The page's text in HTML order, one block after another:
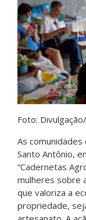
Foto:
As
Santo Antônio,
“Cadernetas
mulheres sobre
que valoriza a
propriedade,